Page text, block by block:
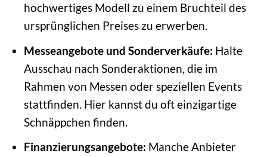
hochwertiges Modell zu einem Bruchteil des
ursprünglichen Preises zu erwerben.
Messeangebote und Sonderverkäufe: Halte
Ausschau nach Sonderaktionen, die im
Rahmen von Messen oder speziellen Events
stattfinden. Hier kannst du oft einzigartige
Schnäppchen finden.
Finanzierungsangebote: Manche Anbieter